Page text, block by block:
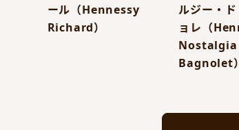
ール（Hennessy
Richard）
ルジー・ド
ョレ（
Nostalgia
Bagnolet）